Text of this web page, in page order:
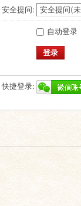
安全提问:
自动登录
登录
快捷登录: